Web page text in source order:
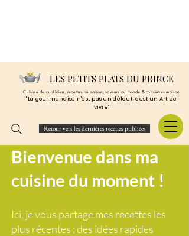
LES PETITS PLATS DU PRINCE
Cuisine du quotidien, recettes de saison, saveurs du monde & conserves maison
"La gourmandise n'est pas un défaut, c'est un Art de
vivre"
Retour vers les dernières recettes publiées
Bienvenue dans ma
cuisine du moment !
Ici, je vous partage mes recettes les
plus récentes : des idées rapides